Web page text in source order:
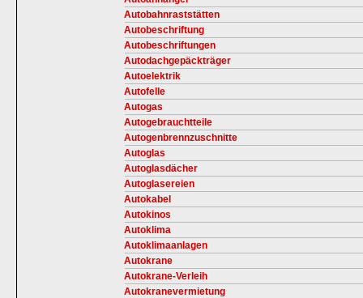
Autobahnraststätten
Autobeschriftung
Autobeschriftungen
Autodachgepäckträger
Autoelektrik
Autofelle
Autogas
Autogebrauchtteile
Autogenbrennzuschnitte
Autoglas
Autoglasdächer
Autoglasereien
Autokabel
Autokinos
Autoklima
Autoklimaanlagen
Autokrane
Autokrane-Verleih
Autokranevermietung